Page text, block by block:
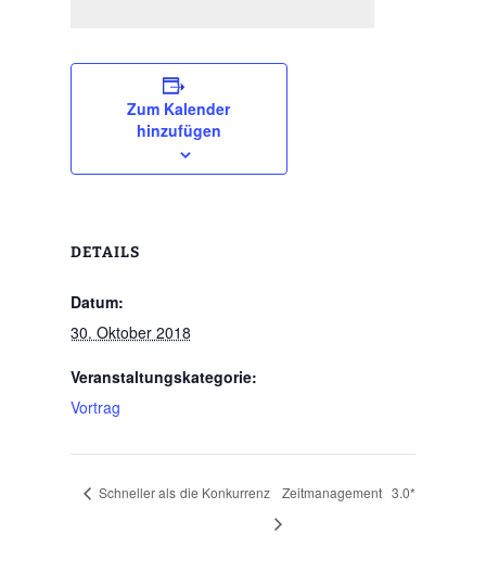
Zum Kalender
hinzufügen
DETAILS
Datum:
30. Oktober 2018
Veranstaltungskategorie:
Vortrag
Schneller als die Konkurrenz Zeitmanagement 3.0*